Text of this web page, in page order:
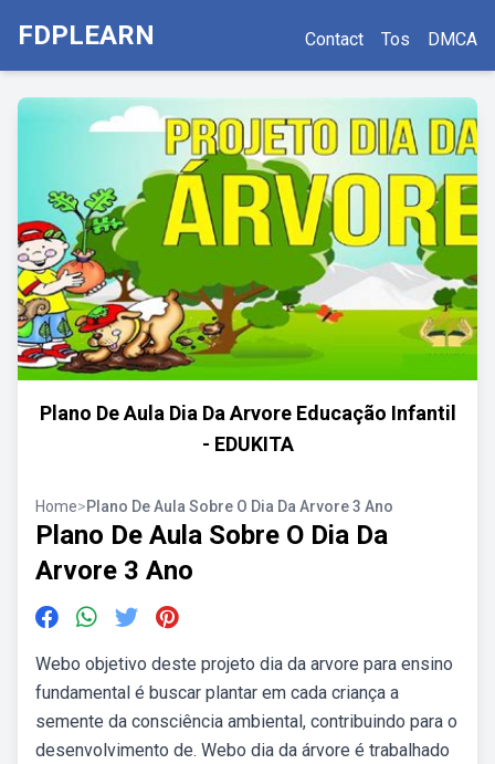
FDPLEARN Contact Tos DMCA
Plano De Aula Dia Da Arvore Educação Infantil
- EDUKITA
Home>Plano De Aula Sobre O Dia Da Arvore 3 Ano
Plano De Aula Sobre O Dia Da
Arvore 3 Ano
Webo objetivo deste projeto dia da arvore para ensino
fundamental é buscar plantar em cada criança a
semente da consciência ambiental, contribuindo para o
desenvolvimento de. Webo dia da árvore é trabalhado